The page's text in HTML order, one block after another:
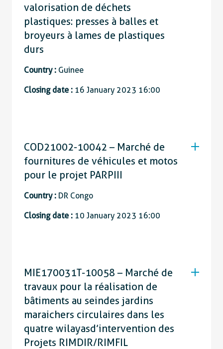
valorisation de déchets
plastiques : presses à balles et
broyeurs à lames de plastiques
durs
Country : Guinee
Closing date : 16 January 2023 16:00
COD21002-10042 – Marché de
fournitures de véhicules et motos
pour le projet PARPIII
Country : DR Congo
Closing date : 10 January 2023 16:00
MIE170031T-10058 – Marché de
travaux pour la réalisation de
bâtiments au seindes jardins
maraichers circulaires dans les
quatre wilayasd’intervention des
Projets RIMDIR/RIMFIL